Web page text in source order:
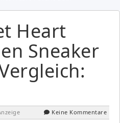
Heart
Sneaker
Keine Kommentare